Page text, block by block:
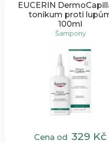
EUCERIN
tonikum proti
100ml
Šampony
Cena od 329 Kč